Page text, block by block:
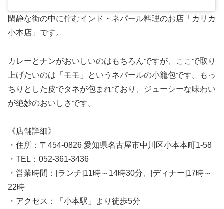
閑静な街の中に佇むインド・ネパール料理のお店「カリカ
小本店」です。
カレーとナンがおいしいのはもちろんですが、ここで取り
上げたいのは「モモ」というネパールの小籠包です。もっ
ちりとした皮でタネが包まれており、ジューシーな味わい
が絶妙のおいしさです。
《店舗詳細》
・住所：〒454-0826 愛知県名古屋市中川区小本本町1-58
・TEL：052-361-3436
・営業時間：[ランチ]11時～14時30分、[ディナー]17時～
22時
・アクセス：「小本駅」より徒歩5分